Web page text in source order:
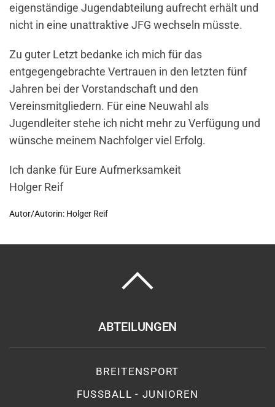
eigenständige Jugendabteilung aufrecht erhält und
nicht in eine unattraktive JFG wechseln müsste.
Zu guter Letzt bedanke ich mich für das
entgegengebrachte Vertrauen in den letzten fünf
Jahren bei der Vorstandschaft und den
Vereinsmitgliedern. Für eine Neuwahl als
Jugendleiter stehe ich nicht mehr zu Verfügung und
wünsche meinem Nachfolger viel Erfolg.
Ich danke für Eure Aufmerksamkeit
Holger Reif
Autor/Autorin: Holger Reif
ABTEILUNGEN
BREITENSPORT
FUSSBALL - JUNIOREN